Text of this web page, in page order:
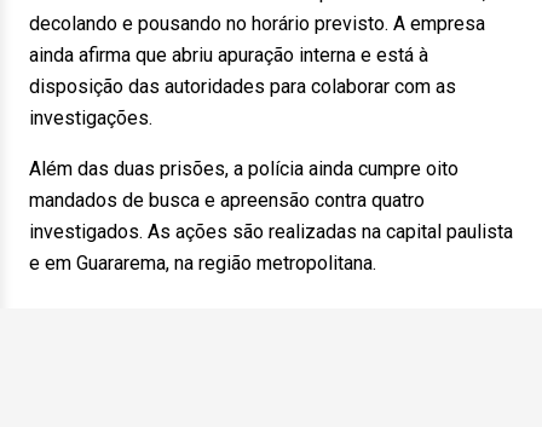
decolando e pousando no horário previsto. A empresa
ainda afirma que abriu apuração interna e está à
disposição das autoridades para colaborar com as
investigações.
Além das duas prisões, a polícia ainda cumpre oito
mandados de busca e apreensão contra quatro
investigados. As ações são realizadas na capital paulista
e em Guararema, na região metropolitana.